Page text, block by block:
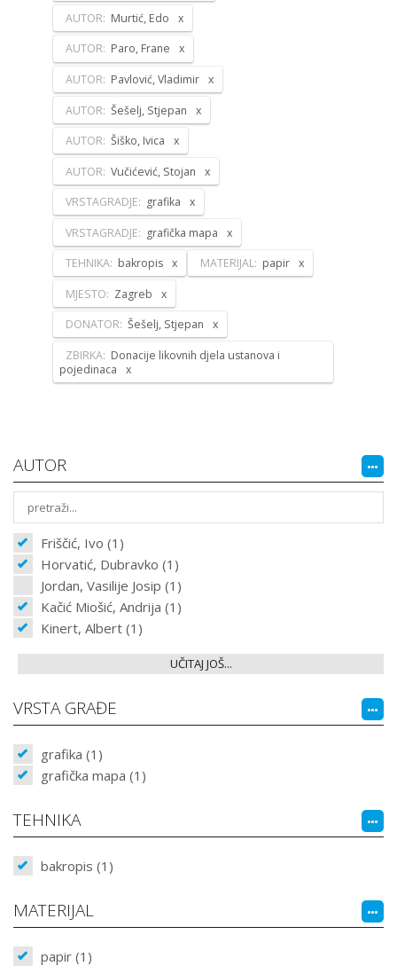
AUTOR: Murtić, Edo
AUTOR: Paro, Frane
AUTOR: Pavlović, Vladimir
AUTOR: Šešelj, Stjepan
AUTOR: Šiško, Ivica
AUTOR: Vučićević, Stojan
VRSTAGRADJE: grafika
VRSTAGRADJE: grafička mapa
TEHNIKA: bakropis MATERIJAL: papir
MJESTO: Zagreb
DONATOR: Šešelj, Stjepan
ZBIRKA: Donacije likovnih djela ustanova i
pojedinaca
AUTOR
Friščić, Ivo (1)
Horvatić, Dubravko (1)
Jordan, Vasilije Josip (1)
Kačić Miošić, Andrija (1)
Kinert, Albert (1)
UČITAJ JOŠ...
VRSTA GRAĐE
grafika (1)
grafička mapa (1)
TEHNIKA
bakropis (1)
MATERIJAL
papir (1)